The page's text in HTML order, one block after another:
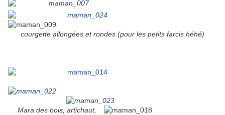
courgette allongées et rondes (pour les petits farcis héhé)
Mara des bois, artichaut,